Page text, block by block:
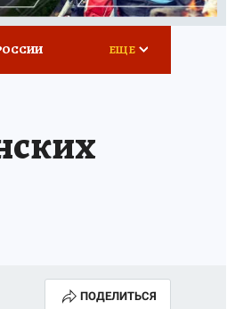
ЕЩЕ
ПОДЕЛИТЬСЯ